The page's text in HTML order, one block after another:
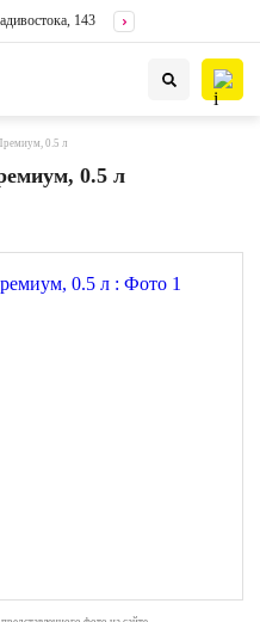
143
0.5 л
0.5 л